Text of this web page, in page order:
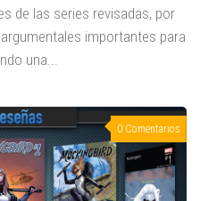
de las series revisadas, por
importantes para
una...
0 Comentarios